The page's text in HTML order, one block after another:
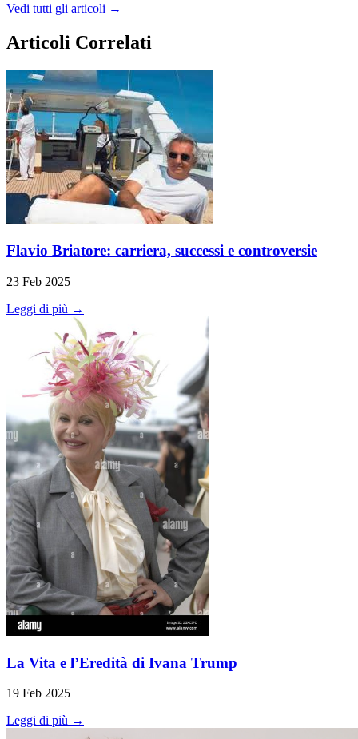
Vedi tutti gli articoli →
Articoli Correlati
Flavio Briatore: carriera, successi e controversie
23 Feb 2025
Leggi di più →
La Vita e l’Eredità di Ivana Trump
19 Feb 2025
Leggi di più →